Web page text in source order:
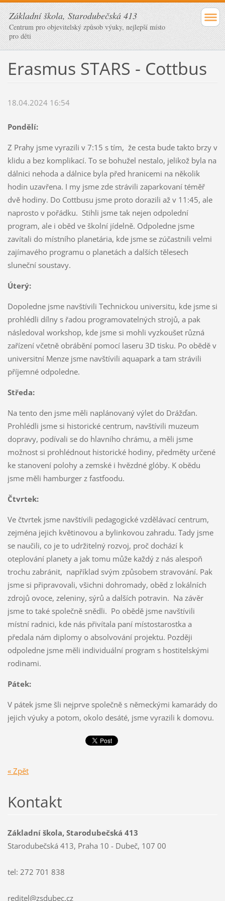
Základní škola, Starodubečská 413
Centrum pro objevitelský způsob výuky, nejlepší místo
pro děti
Erasmus STARS - Cottbus
18.04.2024 16:54
Pondělí:
Z Prahy jsme vyrazili v 7:15 s tím, že cesta bude takto brzy v
klidu a bez komplikací. To se bohužel nestalo, jelikož byla na
dálnici nehoda a dálnice byla před hranicemi na několik
hodin uzavřena. I my jsme zde strávili zaparkovaní téměř
dvě hodiny. Do Cottbusu jsme proto dorazili až v 11:45, ale
naprosto v pořádku. Stihli jsme tak nejen odpolední
program, ale i oběd ve školní jídelně. Odpoledne jsme
zavítali do místního planetária, kde jsme se zúčastnili velmi
zajímavého programu o planetách a dalších tělesech
sluneční soustavy.
Úterý:
Dopoledne jsme navštívili Technickou universitu, kde jsme si
prohlédli dílny s řadou programovatelných strojů, a pak
následoval workshop, kde jsme si mohli vyzkoušet různá
zařízení včetně obrábění pomocí laseru 3D tisku. Po obědě v
universitní Menze jsme navštívili aquapark a tam strávili
příjemné odpoledne.
Středa:
Na tento den jsme měli naplánovaný výlet do Drážďan.
Prohlédli jsme si historické centrum, navštívili muzeum
dopravy, podívali se do hlavního chrámu, a měli jsme
možnost si prohlédnout historické hodiny, předměty určené
ke stanovení polohy a zemské i hvězdné glóby. K obědu
jsme měli hamburger z fastfoodu.
Čtvrtek:
Ve čtvrtek jsme navštívili pedagogické vzdělávací centrum,
zejména jejich květinovou a bylinkovou zahradu. Tady jsme
se naučili, co je to udržitelný rozvoj, proč dochází k
oteplování planety a jak tomu může každý z nás alespoň
trochu zabránit, například svým způsobem stravování. Pak
jsme si připravovali, všichni dohromady, oběd z lokálních
zdrojů ovoce, zeleniny, sýrů a dalších potravin. Na závěr
jsme to také společně snědli. Po obědě jsme navštívili
místní radnici, kde nás přivítala paní místostarostka a
předala nám diplomy o absolvování projektu. Později
odpoledne jsme měli individuální program s hostitelskými
rodinami.
Pátek:
V pátek jsme šli nejprve společně s německými kamarády do
jejich výuky a potom, okolo desáté, jsme vyrazili k domovu.
« Zpět
Kontakt
Základní škola, Starodubečská 413
Starodubečská 413, Praha 10 - Dubeč, 107 00
tel: 272 701 838
reditel@zsdubec.cz